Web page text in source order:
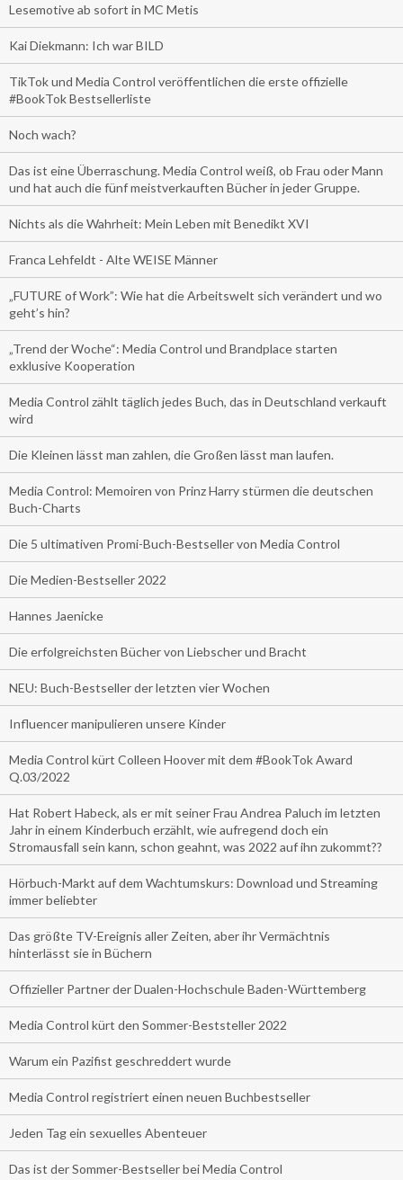
Lesemotive ab sofort in MC Metis
Kai Diekmann: Ich war BILD
TikTok und Media Control veröffentlichen die erste offizielle
#BookTok Bestsellerliste
Noch wach?
Das ist eine Überraschung. Media Control weiß, ob Frau oder Mann
und hat auch die fünf meistverkauften Bücher in jeder Gruppe.
Nichts als die Wahrheit: Mein Leben mit Benedikt XVI
Franca Lehfeldt - Alte WEISE Männer
„FUTURE of Work”: Wie hat die Arbeitswelt sich verändert und wo
geht’s hin?
„Trend der Woche“: Media Control und Brandplace starten
exklusive Kooperation
Media Control zählt täglich jedes Buch, das in Deutschland verkauft
wird
Die Kleinen lässt man zahlen, die Großen lässt man laufen.
Media Control: Memoiren von Prinz Harry stürmen die deutschen
Buch-Charts
Die 5 ultimativen Promi-Buch-Bestseller von Media Control
Die Medien-Bestseller 2022
Hannes Jaenicke
Die erfolgreichsten Bücher von Liebscher und Bracht
NEU: Buch-Bestseller der letzten vier Wochen
Influencer manipulieren unsere Kinder
Media Control kürt Colleen Hoover mit dem #BookTok Award
Q.03/2022
Hat Robert Habeck, als er mit seiner Frau Andrea Paluch im letzten
Jahr in einem Kinderbuch erzählt, wie aufregend doch ein
Stromausfall sein kann, schon geahnt, was 2022 auf ihn zukommt??
Hörbuch-Markt auf dem Wachtumskurs: Download und Streaming
immer beliebter
Das größte TV-Ereignis aller Zeiten, aber ihr Vermächtnis
hinterlässt sie in Büchern
Offizieller Partner der Dualen-Hochschule Baden-Württemberg
Media Control kürt den Sommer-Beststeller 2022
Warum ein Pazifist geschreddert wurde
Media Control registriert einen neuen Buchbestseller
Jeden Tag ein sexuelles Abenteuer
Das ist der Sommer-Bestseller bei Media Control